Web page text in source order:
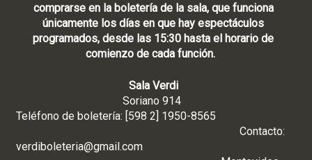
comprarse en la boletería de la sala, que funciona
únicamente los días en que hay espectáculos
programados, desde las 15:30 hasta el horario de
comienzo de cada función.
Sala Verdi
Soriano 914
Teléfono de boletería: [598 2] 1950-8565
Contacto:
verdiboleteria@gmail.com